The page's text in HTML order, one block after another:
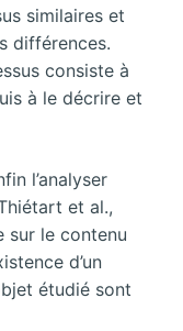
similaires et
différences.
consiste à
à le décrire et
l’analyser
et al.,
sur le contenu
d’un
étudié sont